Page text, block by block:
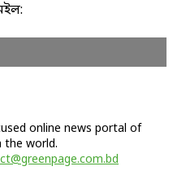
online news portal of
the world.